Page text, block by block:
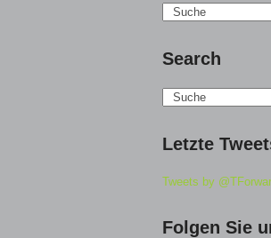
Search
Search
Search
Letzte
Tweets by
Folgen Sie